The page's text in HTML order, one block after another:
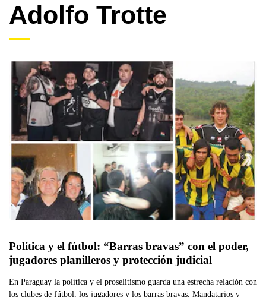
Adolfo Trotte
Política y el fútbol: “Barras bravas” con el poder,
jugadores planilleros y protección judicial
En Paraguay la política y el proselitismo guarda una estrecha relación con
los clubes de fútbol, los jugadores y los barras bravas. Mandatarios y